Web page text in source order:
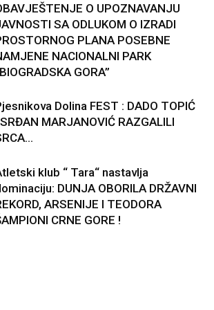
O UPOZNAVANJU
SA ODLUKOM O IZRADI
PLANA POSEBNE
NACIONALNI PARK
GORA”
Dolina FEST : DADO TOPIĆ
MARJANOVIĆ RAZGALILI
klub “ Tara“ nastavlja
DUNJA OBORILA DRŽAVNI
ARSENIJE I TEODORA
CRNE GORE !